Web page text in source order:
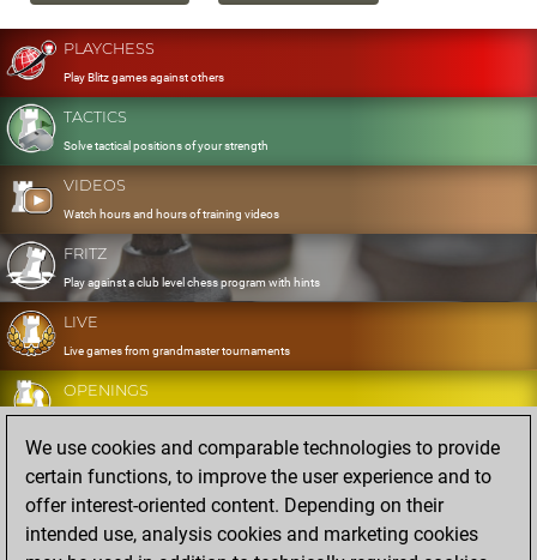
PLAYCHESS
Play Blitz games against others
TACTICS
Solve tactical positions of your strength
VIDEOS
Watch hours and hours of training videos
FRITZ
Play against a club level chess program with hints
LIVE
Live games from grandmaster tournaments
OPENINGS
Develop and exercise your openings
DATABASE
Eight million strong games
MYGAMES
Store and analyse your own games in the cloud
We use cookies and comparable technologies to provide
certain functions, to improve the user experience and to
offer interest-oriented content. Depending on their
intended use, analysis cookies and marketing cookies